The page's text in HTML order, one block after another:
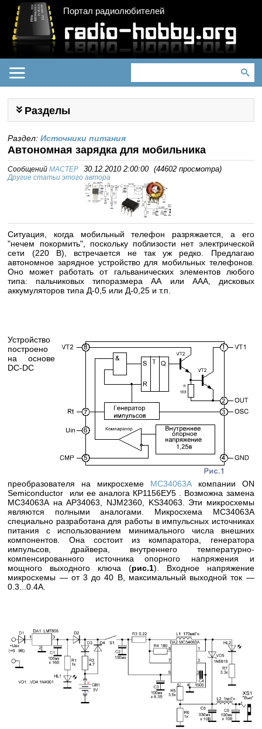
Портал радиолюбителей
Разделы
Раздел:Источники питания
Автономная зарядка для мобильника
СообщенийMACTEP 30.12.2010 2:00:00 (44602 просмотра)
Другие статьи этого автора
Ситуация, когда мобильный телефон разряжается, а его
"нечем покормить", поскольку поблизости нет электрической
сети (220 В), встречается не так уж редко. Предлагаю
автономное зарядное устройство для мобильных телефонов.
Оно может работать от гальванических элементов любого
типа: пальчиковых типоразмера АА или ААА, дисковых
аккумуляторов типа Д-0,5 или Д-0,25 и т.п.
Устройство
построено
на основе
DC-DC
преобразователя на микросхеме МС34063А компании ON
Semiconductor или ее аналога КР1156ЕУ5 . Возможна замена
МС34063А на АР34063, NJM2360, KS34063. Эти микросхемы
являются полными аналогами. Микросхема МС34063А
специально разработана для работы в импульсных источниках
питания с использованием минимального числа внешних
компонентов. Она состоит из компаратора, генератора
импульсов, драйвера, внутреннего температурно-
компенсированного источника опорного напряжения и
мощного выходного ключа (рис.1). Входное напряжение
микросхемы — от 3 до 40 В, максимальный выходной ток —
0.3...0.4А.